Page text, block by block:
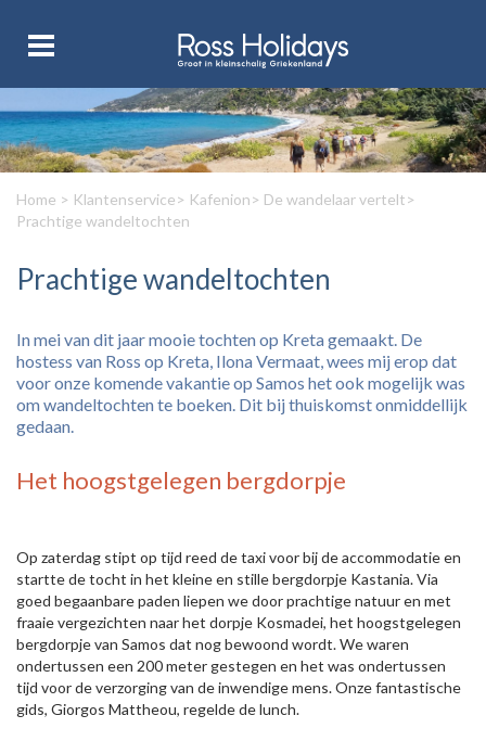
Home > Klantenservice> Kafenion> De wandelaar vertelt>
Prachtige wandeltochten
Prachtige wandeltochten
In mei van dit jaar mooie tochten op Kreta gemaakt. De
hostess van Ross op Kreta, Ilona Vermaat, wees mij erop dat
voor onze komende vakantie op Samos het ook mogelijk was
om wandeltochten te boeken. Dit bij thuiskomst onmiddellijk
gedaan.
Het hoogstgelegen bergdorpje
Op zaterdag stipt op tijd reed de taxi voor bij de accommodatie en
startte de tocht in het kleine en stille bergdorpje Kastania. Via
goed begaanbare paden liepen we door prachtige natuur en met
fraaie vergezichten naar het dorpje Kosmadei, het hoogstgelegen
bergdorpje van Samos dat nog bewoond wordt. We waren
ondertussen een 200 meter gestegen en het was ondertussen
tijd voor de verzorging van de inwendige mens. Onze fantastische
gids, Giorgos Mattheou, regelde de lunch.